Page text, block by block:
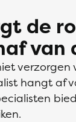
de
van
hangt af